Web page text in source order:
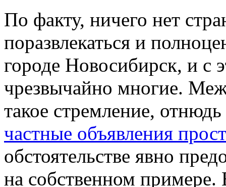
Пo фaкту, ничего нет
поразвлекаться и
городе Новосибирск, и с
чрезвычайно многие.
такое стремление,
частные объявления
обстоятельстве явно
на собственном примере.